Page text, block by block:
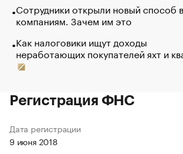
Сотрудники открыли новый способ
компаниям. Зачем им это
Как налоговики ищут доходы
неработающих покупателей яхт и
Регистрация ФНС
Дата регистрации
9 июня 2018